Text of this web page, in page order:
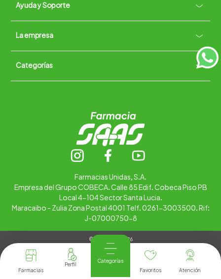
Farmacias
Categorías
Favoritos
Atención
Ayuda y Soporte +
Contacto vía WhatsApp
Términos y condiciones
La empresa +
Quiénes somos
Trabaja con nosotros
Categorías +
Farmacias Unidas, S.A.
Empresa del Grupo COBECA. Calle 85 Edif. Cobeca Piso PB
Local 4-104 Sector Santa Lucia.
Maracaibo - Zulia Zona Postal 4001 Telf. 0261-3003500. Rif:
J-07000750-8
© Copyright 2026
Tienda Virtual desarrollada por
Tecnología